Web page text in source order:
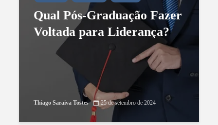
Qual Pós-Graduação Fazer
Voltada para Liderança?
Thiago Saraiva Tostes 25 de setembro de 2024